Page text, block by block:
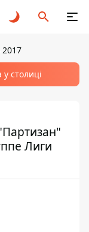
2017
столиці
Лиги